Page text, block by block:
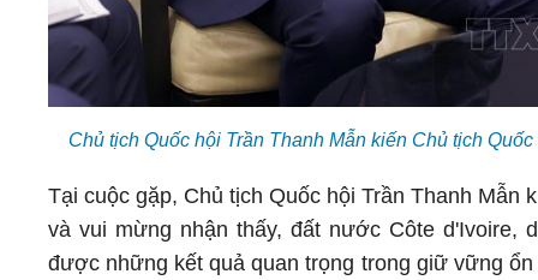
Chủ tịch Quốc hội Trần Thanh Mẫn kiến Chủ tịch
Tại cuộc gặp, Chủ tịch Quốc hội Trần Thanh Mẫn
và vui mừng nhận thấy, đất nước Côte d'Ivoire,
được những kết quả quan trọng trong giữ vững